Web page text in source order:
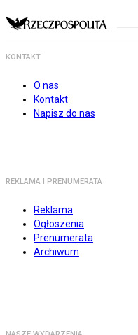
KONTAKT
O nas
Kontakt
Napisz do nas
REKLAMA I PRENUMERATA
Reklama
Ogłoszenia
Prenumerata
Archiwum